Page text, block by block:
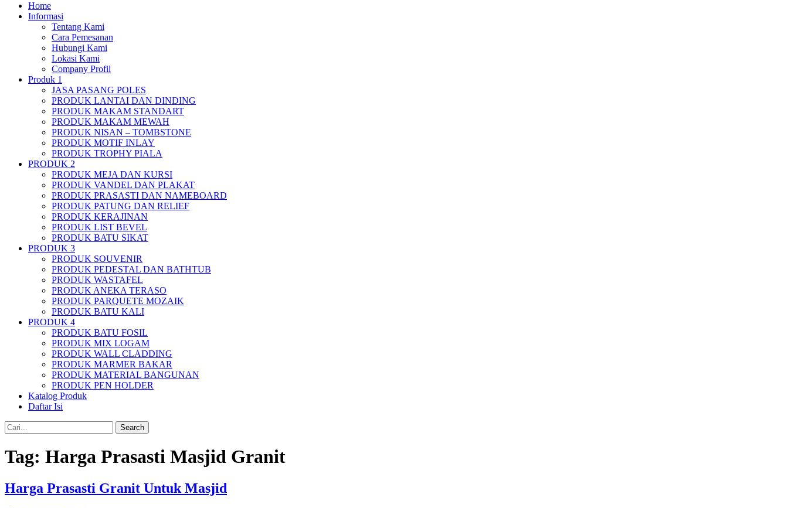
Home
Informasi
Tentang Kami
Cara Pemesanan
Hubungi Kami
Lokasi Kami
Company Profil
Produk 1
JASA PASANG POLES
PRODUK LANTAI DAN DINDING
PRODUK MAKAM STANDART
PRODUK MAKAM MEWAH
PRODUK NISAN – TOMBSTONE
PRODUK MOTIF INLAY
PRODUK TROPHY PIALA
PRODUK 2
PRODUK MEJA DAN KURSI
PRODUK VANDEL DAN PLAKAT
PRODUK PRASASTI DAN NAMEBOARD
PRODUK PATUNG DAN RELIEF
PRODUK KERAJINAN
PRODUK LIST BEVEL
PRODUK BATU SIKAT
PRODUK 3
PRODUK SOUVENIR
PRODUK PEDESTAL DAN BATHTUB
PRODUK WASTAFEL
PRODUK ANEKA TERASO
PRODUK PARQUETE MOZAIK
PRODUK BATU KALI
PRODUK 4
PRODUK BATU FOSIL
PRODUK MIX LOGAM
PRODUK WALL CLADDING
PRODUK MARMER BAKAR
PRODUK MATERIAL BANGUNAN
PRODUK PEN HOLDER
Katalog Produk
Daftar Isi
Search
Tag: Harga Prasasti Masjid Granit
Harga Prasasti Granit Untuk Masjid